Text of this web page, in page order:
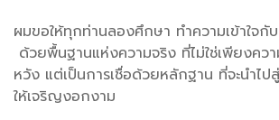
ผมขอให้ทุกท่านลองศึกษา ทำความเข้าใจกั
ด้วยพื้นฐานแห่งความจริง ที่ไม่ใช่เพียงคว
หวัง แต่เป็นการเชื่อด้วยหลักฐาน ที่จะนำไป
ให้เจริญงอกงาม